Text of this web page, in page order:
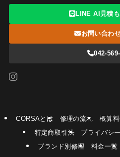
LINE AI見積も
お問い合わ
042-
CORSAとは 修理の流れ 概算
特定商取引法
プライバシ
ブランド別修理
料金一覧